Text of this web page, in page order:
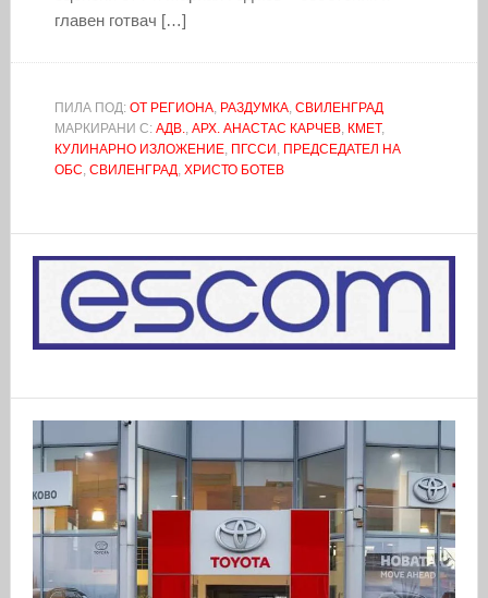
главен готвач […]
ПИЛА ПОД: ОТ РЕГИОНА, РАЗДУМКА, СВИЛЕНГРАД
МАРКИРАНИ С: АДВ., АРХ. АНАСТАС КАРЧЕВ, КМЕТ,
КУЛИНАРНО ИЗЛОЖЕНИЕ, ПГССИ , ПРЕДСЕДАТЕЛ НА
ОБС, СВИЛЕНГРАД, ХРИСТО БОТЕВ